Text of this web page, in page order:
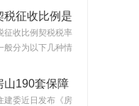
税征收比例是
2022房产契
政策
征收比例契税税率
般分为以下几种情
山190套保障
面向毕业生配
建委近日发布《房